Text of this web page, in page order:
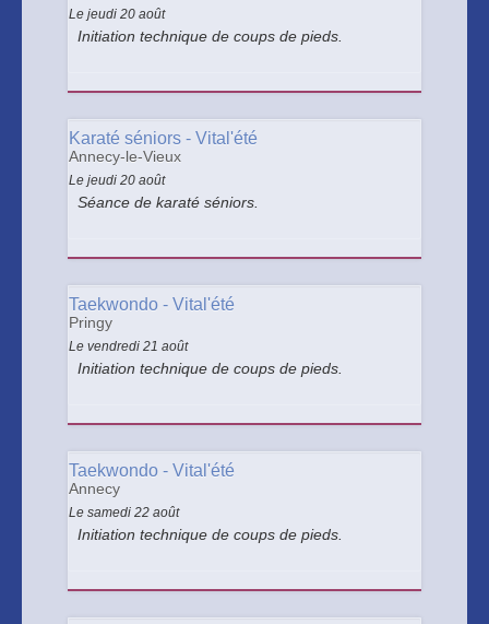
Le jeudi 20 août
Initiation technique de coups de pieds.
Karaté séniors - Vital'été
Annecy-le-Vieux
Le jeudi 20 août
Séance de karaté séniors.
Taekwondo - Vital'été
Pringy
Le vendredi 21 août
Initiation technique de coups de pieds.
Taekwondo - Vital'été
Annecy
Le samedi 22 août
Initiation technique de coups de pieds.